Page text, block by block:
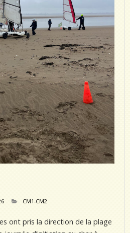
CM1-CM2
ont pris la direction de la plage